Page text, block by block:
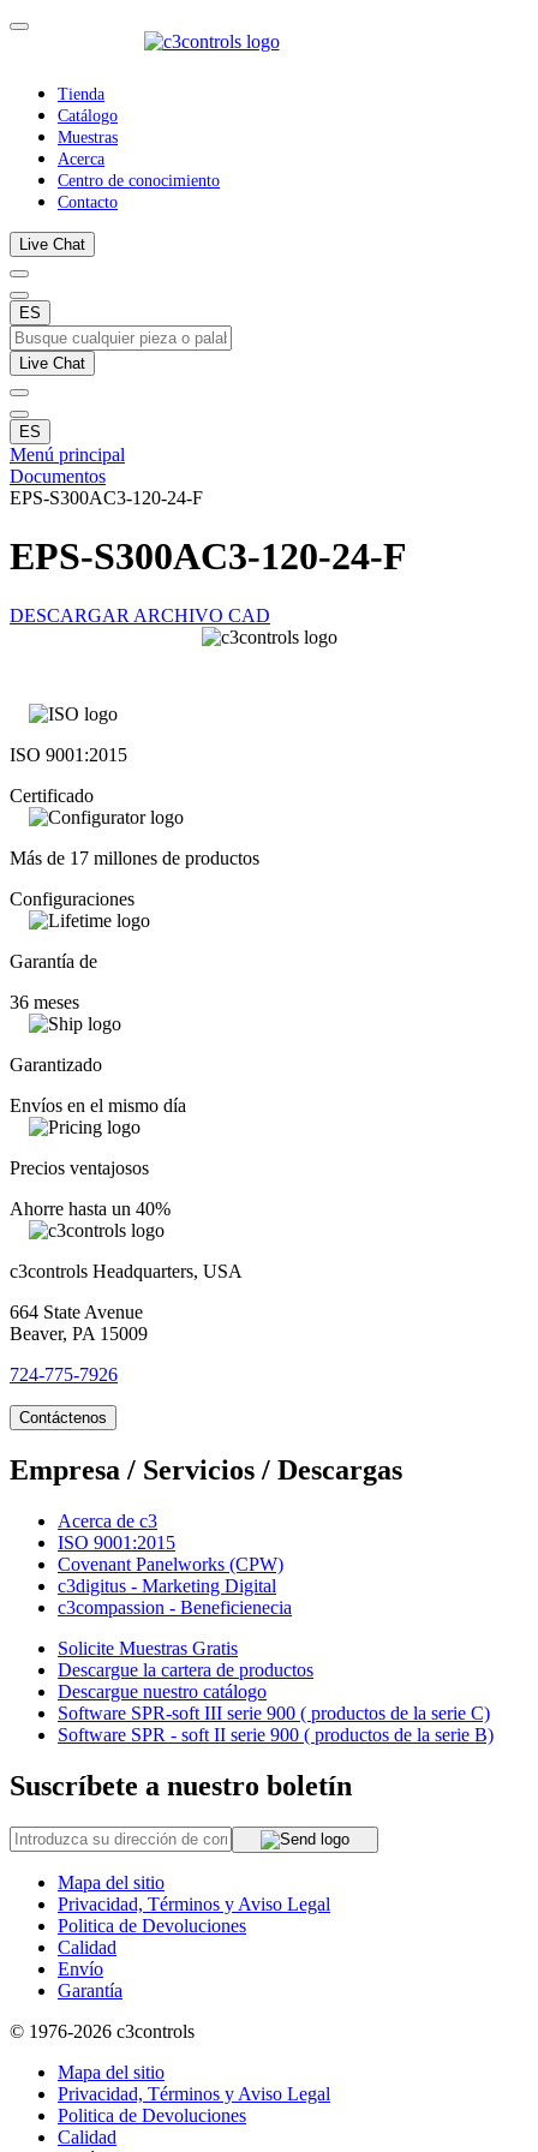
Tienda
Catálogo
Muestras
Acerca
Centro de conocimiento
Contacto
Live Chat
ES
Live Chat
ES
Menú principal
Documentos
EPS-S300AC3-120-24-F
EPS-S300AC3-120-24-F
DESCARGAR ARCHIVO CAD
ISO 9001:2015
Certificado
Más de 17 millones de productos
Configuraciones
Garantía de
36 meses
Garantizado
Envíos en el mismo día
Precios ventajosos
Ahorre hasta un 40%
c3controls Headquarters, USA
664 State Avenue
Beaver, PA 15009
724-775-7926
Contáctenos
Empresa / Servicios / Descargas
Acerca de c3
ISO 9001:2015
Covenant Panelworks (CPW)
c3digitus - Marketing Digital
c3compassion - Beneficienecia
Solicite Muestras Gratis
Descargue la cartera de productos
Descargue nuestro catálogo
Software SPR-soft III serie 900 ( productos de la serie C)
Software SPR - soft II serie 900 ( productos de la serie B)
Suscríbete a nuestro boletín
Mapa del sitio
Privacidad, Términos y Aviso Legal
Politica de Devoluciones
Calidad
Envío
Garantía
© 1976-2026 c3controls
Mapa del sitio
Privacidad, Términos y Aviso Legal
Politica de Devoluciones
Calidad